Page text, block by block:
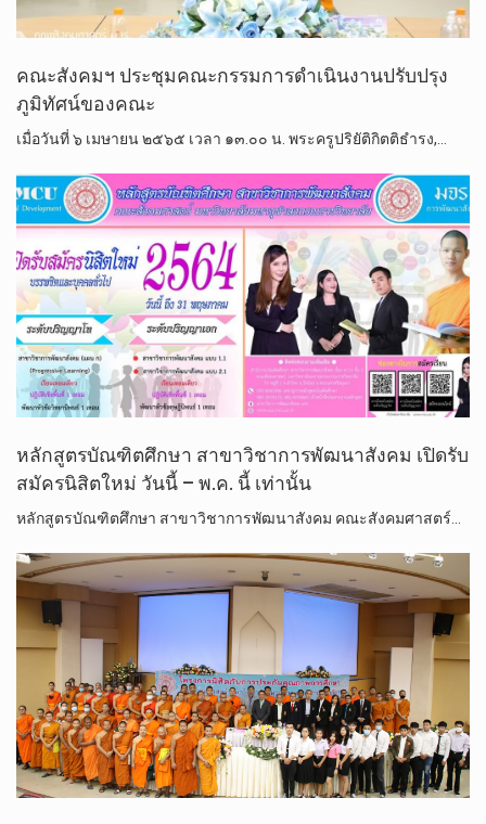
คณะ​สังคม​ฯ ​ประชุมคณะกรรมการดำเนินงานปรับปรุง
ภูมิทัศน์ของคณะ
เมื่อวันที่​ ๖ เมษายน​ ๒๕​๖​๕​ เวลา​ ๑๓.๐๐ น.​ พระครู​ปริยัติ​กิตติ​ธำรง,…
หลักสูตร​บัณฑิต​ศึกษา​ สาขา​วิชา​การพัฒนา​สังคม เปิดรับ
สมัครนิสิตใหม่ วันนี้ – พ.ค. นี้ เท่านั้น
หลักสูตร​บัณฑิต​ศึกษา​ สาขา​วิชา​การพัฒนา​สังคม​ คณะสังคมศาสตร์…